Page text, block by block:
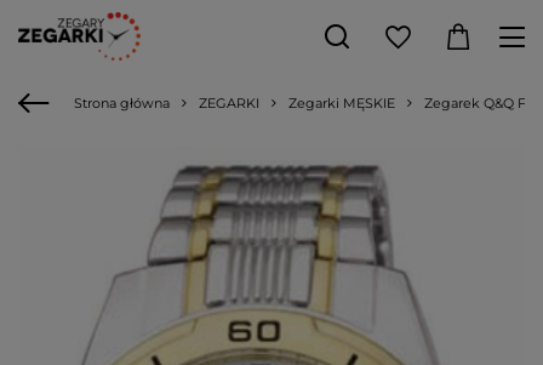
Strona główna ZEGARKI Zegarki MĘSKIE Zegarek Q&Q